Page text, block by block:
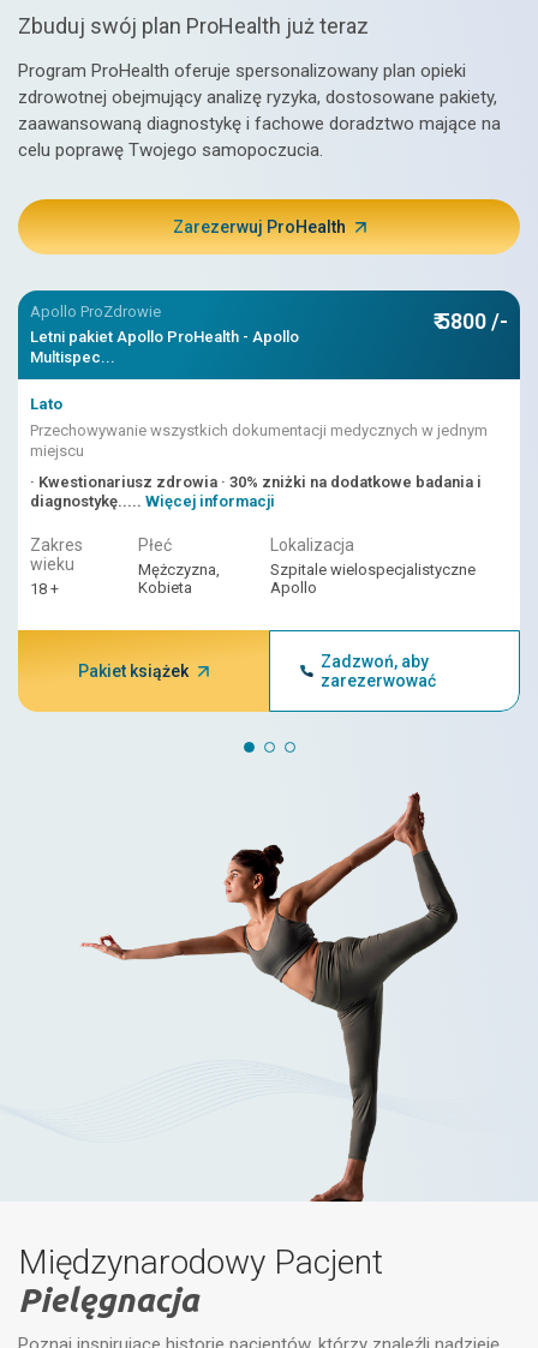
Zbuduj swój plan ProHealth już teraz
Program ProHealth oferuje spersonalizowany plan opieki
zdrowotnej obejmujący analizę ryzyka, dostosowane pakiety,
zaawansowaną diagnostykę i fachowe doradztwo mające na
celu poprawę Twojego samopoczucia.
Zarezerwuj ProHealth
Apollo ProZdrowie
Letni pakiet Apollo ProHealth - Apollo
Multispec...
₹ 5800 /-
Lato
Przechowywanie wszystkich dokumentacji medycznych w jednym
miejscu
· Kwestionariusz zdrowia · 30% zniżki na dodatkowe badania i
diagnostykę..... Więcej informacji
Zakres
wieku
18 +
Płeć
Mężczyzna,
Kobieta
Lokalizacja
Szpitale wielospecjalistyczne
Apollo
Pakiet książek
Zadzwoń, aby
zarezerwować
Międzynarodowy Pacjent
Pielęgnacja